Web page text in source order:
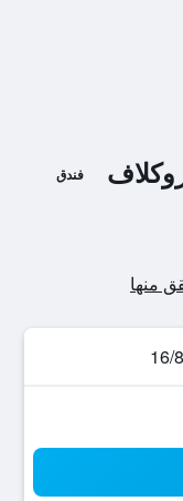
فندق